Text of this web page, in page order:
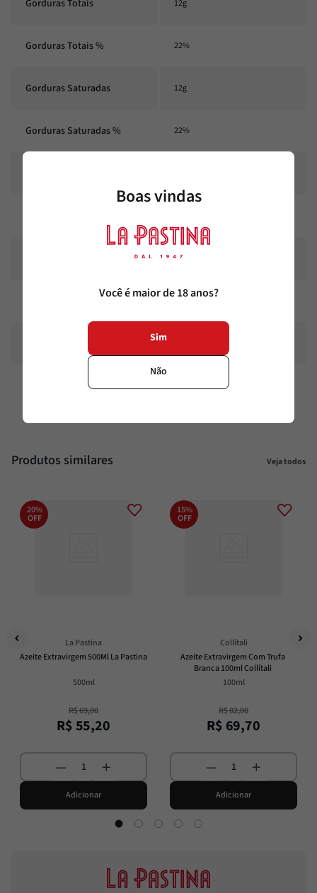
Gorduras Totais 12g
Gorduras Totais % 22%
Gorduras Saturadas 12g
Gorduras Saturadas % 22%
0g
Fibra alimentar % 0%
Produtos similares Veja todos
20%
OFF
La Pastina
Azeite Extravirgem 500Ml La Pastina
500ml
R$69,00
R$55,20
Adicionar
15%
OFF
Collítali
Azeite Extravirgem Com Trufa
Branca 100ml Collítali
100ml
R$82,00
R$ 69,70
Adicionar
Boas vindas
Você é maior de 18 anos?
Sim
Não